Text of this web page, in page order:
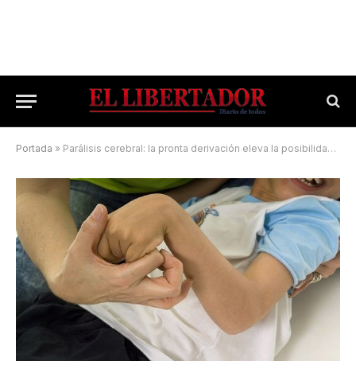
Portada » Parálisis cerebral: la pronta derivación eleva la posibilidad de recuperación